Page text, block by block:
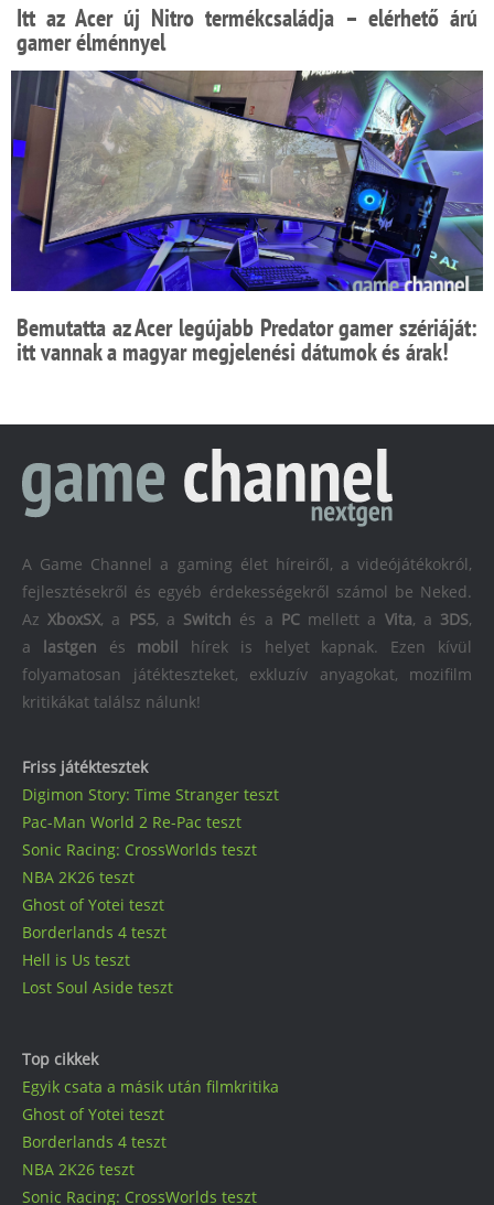
Itt az Acer új Nitro termékcsaládja – elérhető árú
gamer élménnyel
Bemutatta az Acer legújabb Predator gamer szériáját:
itt vannak a magyar megjelenési dátumok és árak!
Friss játéktesztek
Digimon Story: Time Stranger teszt
Pac-Man World 2 Re-Pac teszt
Sonic Racing: CrossWorlds teszt
NBA 2K26 teszt
Ghost of Yotei teszt
Borderlands 4 teszt
Hell is Us teszt
Lost Soul Aside teszt
Top cikkek
Egyik csata a másik után filmkritika
Ghost of Yotei teszt
Borderlands 4 teszt
NBA 2K26 teszt
Sonic Racing: CrossWorlds teszt
A Game Channel a gaming élet híreiről, a videójátékokról,
fejlesztésekről és egyéb érdekességekről számol be Neked.
AzXboxSX, a PS5, a Switch és a PCmellett a Vita, a 3DS,
a lastgen és mobil hírek is helyet kapnak. Ezen kívül
folyamatosan játékteszteket, exkluzív anyagokat, mozifilm
kritikákat találsz nálunk!